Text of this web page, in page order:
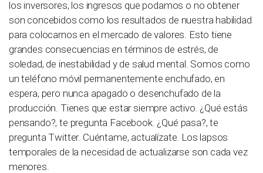
los inversores, los ingresos que podamos o no obtener
son concebidos como los resultados de nuestra habilidad
para colocarnos en el mercado de valores. Esto tiene
grandes consecuencias en términos de estrés, de
soledad, de inestabilidad y de salud mental. Somos como
un teléfono móvil permanentemente enchufado, en
espera, pero nunca apagado o desenchufado de la
producción. Tienes que estar siempre activo. ¿Qué estás
pensando?, te pregunta Facebook. ¿Qué pasa?, te
pregunta Twitter. Cuéntame, actualízate. Los lapsos
temporales de la necesidad de actualizarse son cada vez
menores.